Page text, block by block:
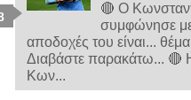
🔴 Ο
συμφώνησε
αποδοχές του είναι...
Διαβάστε παρακάτω... 🔴
Κων...